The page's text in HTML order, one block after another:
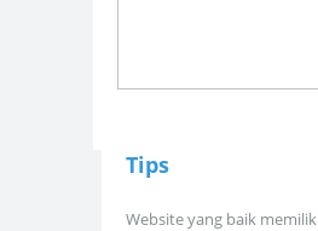
Tips
Website yang baik